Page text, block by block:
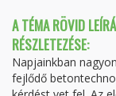
A TÉMA RÖVID
RÉSZLETEZÉSE:
Napjainkban
fejlődő